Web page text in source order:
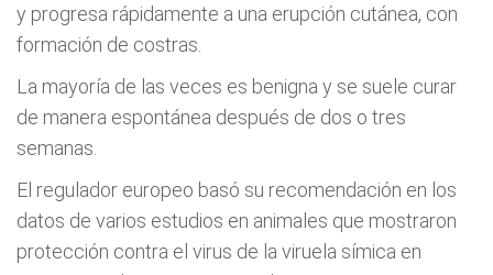
y progresa rápidamente a una erupción cutánea, con
formación de costras.
La mayoría de las veces es benigna y se suele curar
de manera espontánea después de dos o tres
semanas.
El regulador europeo basó su recomendación en los
datos de varios estudios en animales que mostraron
protección contra el virus de la viruela símica en